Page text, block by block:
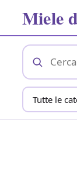
Miele